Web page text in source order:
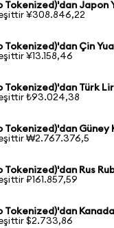
Tokenized)'dan Japon
¥308.846,22
Tokenized)'dan Çin
¥13.158,46
Tokenized)'dan Türk
₺93.024,38
Tokenized)'dan Güney
₩2.767.376,5
Tokenized)'dan Rus
₽161.857,59
Tokenized)'dan
$2.733,86